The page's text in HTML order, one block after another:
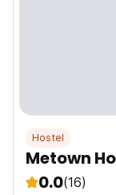
Hostel
Metown
0.0(16)